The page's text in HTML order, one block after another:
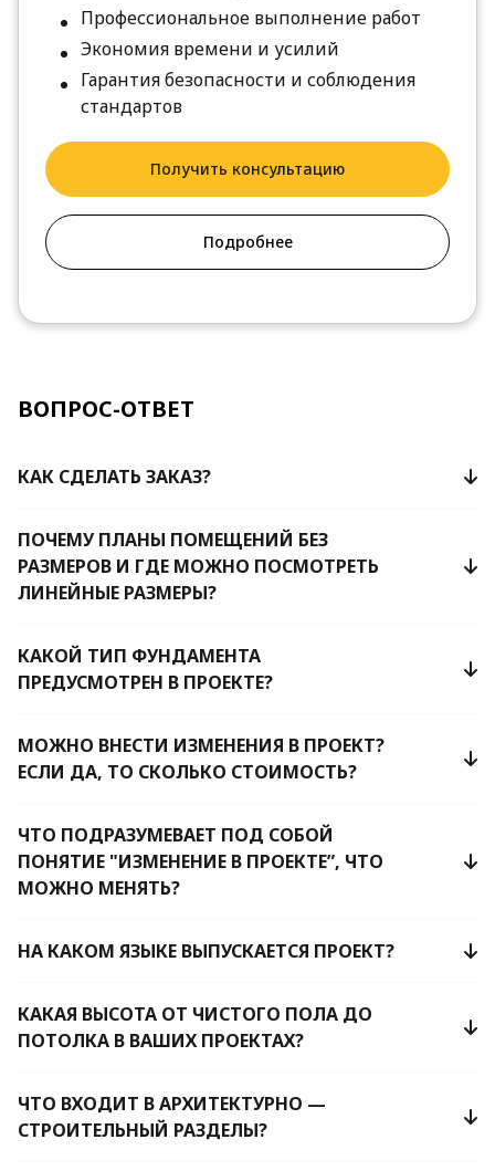
Профессиональное выполнение работ
Экономия времени и усилий
Гарантия безопасности и соблюдения
стандартов
Получить консультацию
Подробнее
ВОПРОС-ОТВЕТ
КАК СДЕЛАТЬ ЗАКАЗ?
ПОЧЕМУ ПЛАНЫ ПОМЕЩЕНИЙ БЕЗ
РАЗМЕРОВ И ГДЕ МОЖНО ПОСМОТРЕТЬ
ЛИНЕЙНЫЕ РАЗМЕРЫ?
КАКОЙ ТИП ФУНДАМЕНТА
ПРЕДУСМОТРЕН В ПРОЕКТЕ?
МОЖНО ВНЕСТИ ИЗМЕНЕНИЯ В ПРОЕКТ?
ЕСЛИ ДА, ТО СКОЛЬКО СТОИМОСТЬ?
ЧТО ПОДРАЗУМЕВАЕТ ПОД СОБОЙ
ПОНЯТИЕ "ИЗМЕНЕНИЕ В ПРОЕКТЕ”, ЧТО
МОЖНО МЕНЯТЬ?
НА КАКОМ ЯЗЫКЕ ВЫПУСКАЕТСЯ ПРОЕКТ?
КАКАЯ ВЫСОТА ОТ ЧИСТОГО ПОЛА ДО
ПОТОЛКА В ВАШИХ ПРОЕКТАХ?
ЧТО ВХОДИТ В АРХИТЕКТУРНО —
СТРОИТЕЛЬНЫЙ РАЗДЕЛЫ?